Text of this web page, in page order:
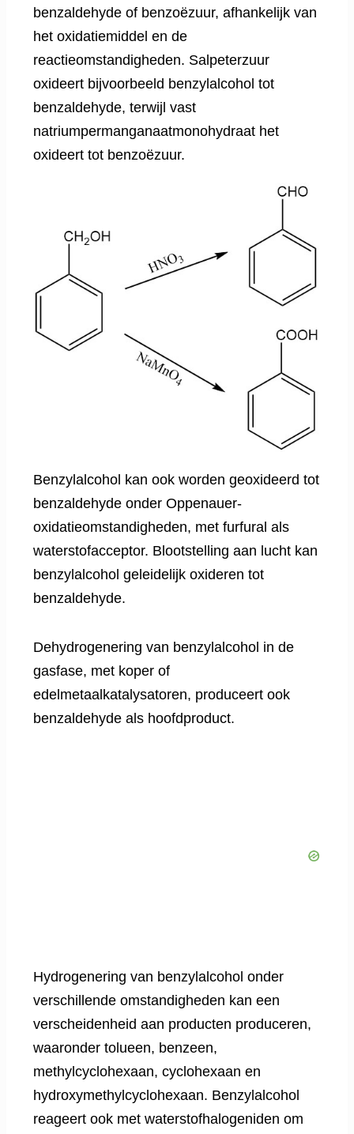
benzaldehyde of benzoëzuur, afhankelijk van
het oxidatiemiddel en de
reactieomstandigheden. Salpeterzuur
oxideert bijvoorbeeld benzylalcohol tot
benzaldehyde, terwijl vast
natriumpermanganaatmonohydraat het
oxideert tot benzoëzuur.
Benzylalcohol kan ook worden geoxideerd tot
benzaldehyde onder Oppenauer-
oxidatieomstandigheden, met furfural als
waterstofacceptor. Blootstelling aan lucht kan
benzylalcohol geleidelijk oxideren tot
benzaldehyde.
Dehydrogenering van benzylalcohol in de
gasfase, met koper of
edelmetaalkatalysatoren, produceert ook
benzaldehyde als hoofdproduct.
Hydrogenering van benzylalcohol onder
verschillende omstandigheden kan een
verscheidenheid aan producten produceren,
waaronder tolueen, benzeen,
methylcyclohexaan, cyclohexaan en
hydroxymethylcyclohexaan. Benzylalcohol
reageert ook met waterstofhalogeniden om